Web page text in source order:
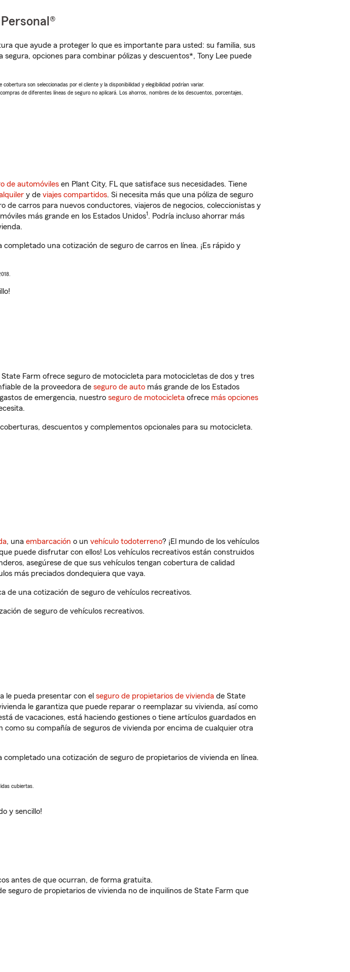
que ayude a proteger lo que es importante para usted: su familia, sus
opciones para combinar pólizas y descuentos*, Tony Lee puede
son seleccionadas por el cliente y la disponibilidad y elegibilidad podrían variar.
de diferentes líneas de seguro no aplicará. Los ahorros, nombres de los descuentos, porcentajes,
de automóviles en Plant City, FL que satisface sus necesidades. Tiene
y de viajes compartidos. Si necesita más que una póliza de seguro
carros para nuevos conductores, viajeros de negocios, coleccionistas y
más grande en los Estados Unidos1. Podría incluso ahorrar más
una cotización de seguro de carros en línea. ¡Es rápido y
Farm ofrece seguro de motocicleta para motocicletas de dos y tres
de la proveedora de seguro de auto más grande de los Estados
de emergencia, nuestro seguro de motocicleta ofrece más opciones
descuentos y complementos opcionales para su motocicleta.
, una embarcación o un vehículo todoterreno? ¡El mundo de los vehículos
puede disfrutar con ellos! Los vehículos recreativos están construidos
asegúrese de que sus vehículos tengan cobertura de calidad
más preciados dondequiera que vaya.
de una cotización de seguro de vehículos recreativos.
de seguro de vehículos recreativos.
le pueda presentar con el seguro de propietarios de vivienda de State
le garantiza que puede reparar o reemplazar su vivienda, así como
de vacaciones, está haciendo gestiones o tiene artículos guardados en
su compañía de seguros de vivienda por encima de cualquier otra
una cotización de seguro de propietarios de vivienda en línea.
cubiertas.
y sencillo!
antes de que ocurran, de forma gratuita.
seguro de propietarios de vivienda no de inquilinos de State Farm que